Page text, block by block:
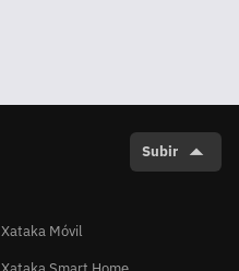
Subir
Xataka Móvil